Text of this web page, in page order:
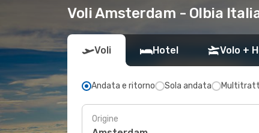
Voli Amsterdam - Olbia
Voli Hotel Volo +
Andata e ritorno Sola andata
Origine